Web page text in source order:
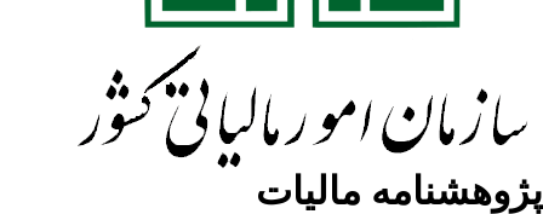
مالیات